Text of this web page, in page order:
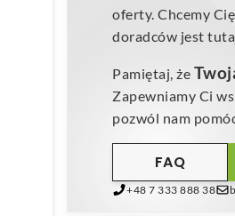
oferty. Chcemy
doradców jest
Pamiętaj, że
Zapewniamy Ci
pozwól nam
FAQ
+48 7 333 888 38